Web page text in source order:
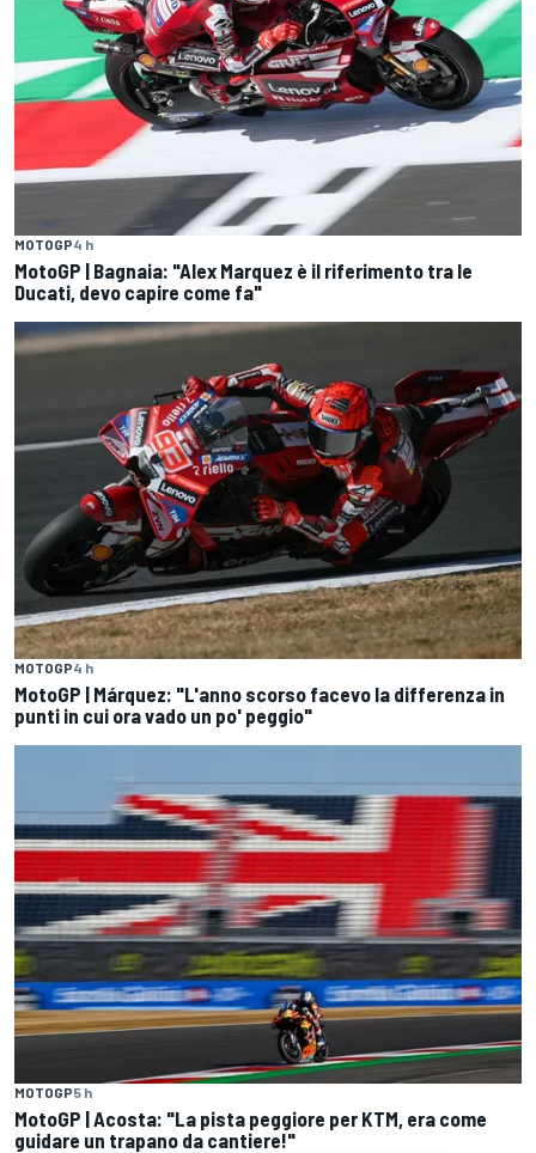
MOTOGP4 h
MotoGP | Bagnaia: "Alex Marquez è il riferimento tra le
Ducati, devo capire come fa"
MOTOGP4 h
MotoGP | Márquez: "L'anno scorso facevo la differenza in
punti in cui ora vado un po' peggio"
MOTOGP5 h
MotoGP | Acosta: "La pista peggiore per KTM, era come
guidare un trapano da cantiere!"